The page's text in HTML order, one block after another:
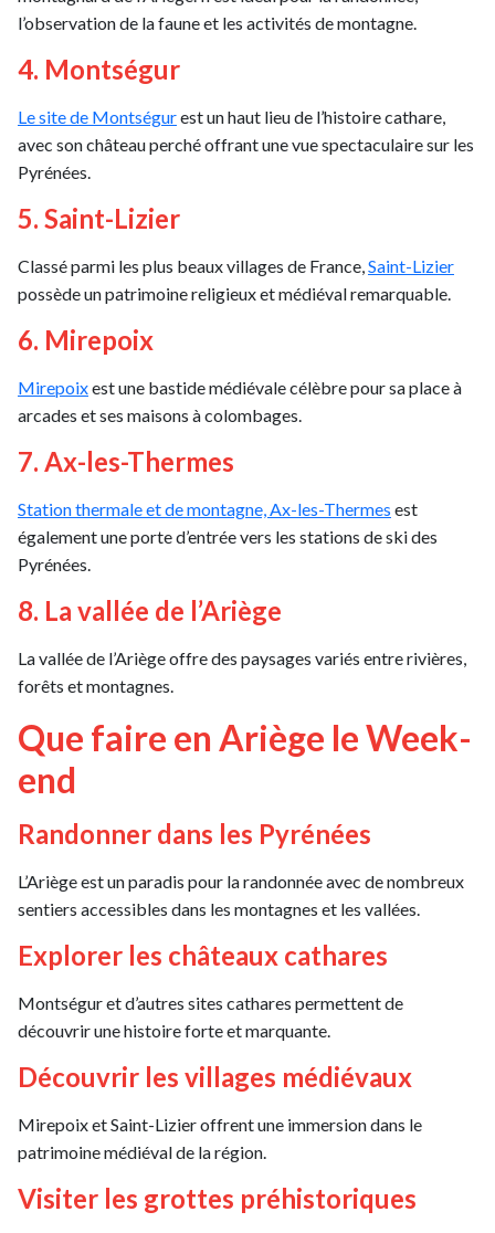
l’observation de la faune et les activités de montagne.
4. Montségur
Le site de Montségurest un haut lieu de l’histoire cathare,
avec son château perché offrant une vue spectaculaire sur les
Pyrénées.
5. Saint-Lizier
Classé parmi les plus beaux villages de France, Saint-Lizier
possède un patrimoine religieux et médiéval remarquable.
6. Mirepoix
Mirepoixest une bastide médiévale célèbre pour sa place à
arcades et ses maisons à colombages.
7. Ax-les-Thermes
Station thermale et de montagne, Ax-les-Thermes est
également une porte d’entrée vers les stations de ski des
Pyrénées.
8. La vallée de l’Ariège
La vallée de l’Ariège offre des paysages variés entre rivières,
forêts et montagnes.
Que faire en Ariège le Week-
end
Randonner dans les Pyrénées
L’Ariège est un paradis pour la randonnée avec de nombreux
sentiers accessibles dans les montagnes et les vallées.
Explorer les châteaux cathares
Montségur et d’autres sites cathares permettent de
découvrir une histoire forte et marquante.
Découvrir les villages médiévaux
Mirepoix et Saint-Lizier offrent une immersion dans le
patrimoine médiéval de la région.
Visiter les grottes préhistoriques